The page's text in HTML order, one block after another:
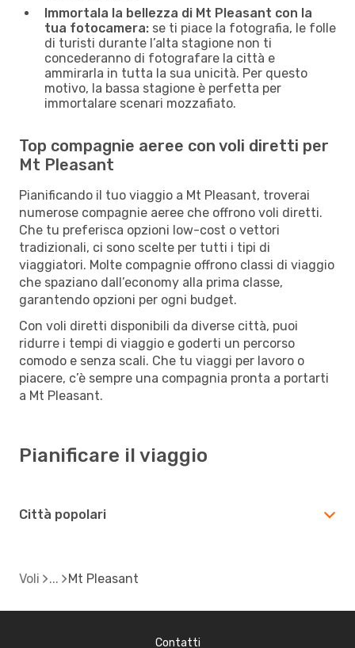
Immortala la bellezza di Mt Pleasant con la
tua fotocamera: se ti piace la fotografia, le folle
di turisti durante l’alta stagione non ti
concederanno di fotografare la città e
ammirarla in tutta la sua unicità. Per questo
motivo, la bassa stagione è perfetta per
immortalare scenari mozzafiato.
Top compagnie aeree con voli diretti per
Mt Pleasant
Pianificando il tuo viaggio a Mt Pleasant, troverai
numerose compagnie aeree che offrono voli diretti.
Che tu preferisca opzioni low-cost o vettori
tradizionali, ci sono scelte per tutti i tipi di
viaggiatori. Molte compagnie offrono classi di viaggio
che spaziano dall’economy alla prima classe,
garantendo opzioni per ogni budget.
Con voli diretti disponibili da diverse città, puoi
ridurre i tempi di viaggio e goderti un percorso
comodo e senza scali. Che tu viaggi per lavoro o
piacere, c’è sempre una compagnia pronta a portarti
a Mt Pleasant.
Pianificare il viaggio
Città popolari
Voli Mt Pleasant
Contatti